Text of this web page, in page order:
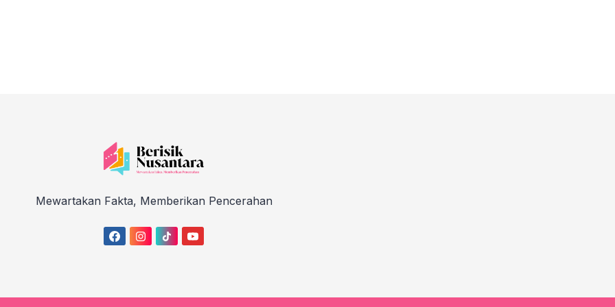
Mewartakan Fakta, Memberikan Pencerahan